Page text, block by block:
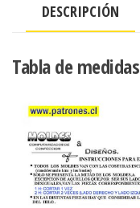
cantidad
DESCRIPCIÓN
Tabla de medidas